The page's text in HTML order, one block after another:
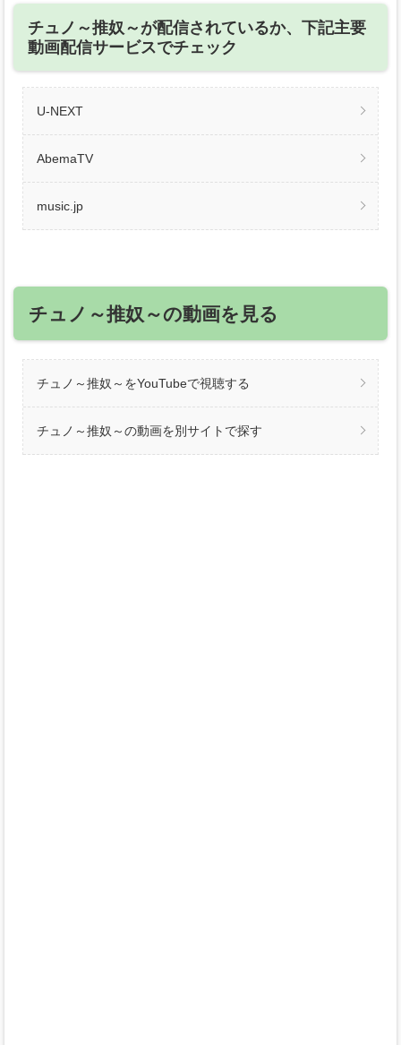
チュノ～推奴～が配信されているか、下記主要
動画配信サービスでチェック
U-NEXT
AbemaTV
music.jp
チュノ～推奴～の動画を見る
チュノ～推奴～をYouTubeで視聴する
チュノ～推奴～の動画を別サイトで探す